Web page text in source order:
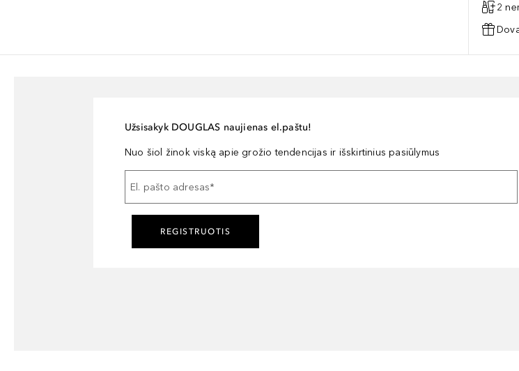
2
Užsisakyk DOUGLAS naujienas el.paštu!
Nuo šiol žinok viską apie grožio tendencijas ir išskirtinius pasiūlymus
El. pašto adresas*
REGISTRUOTIS